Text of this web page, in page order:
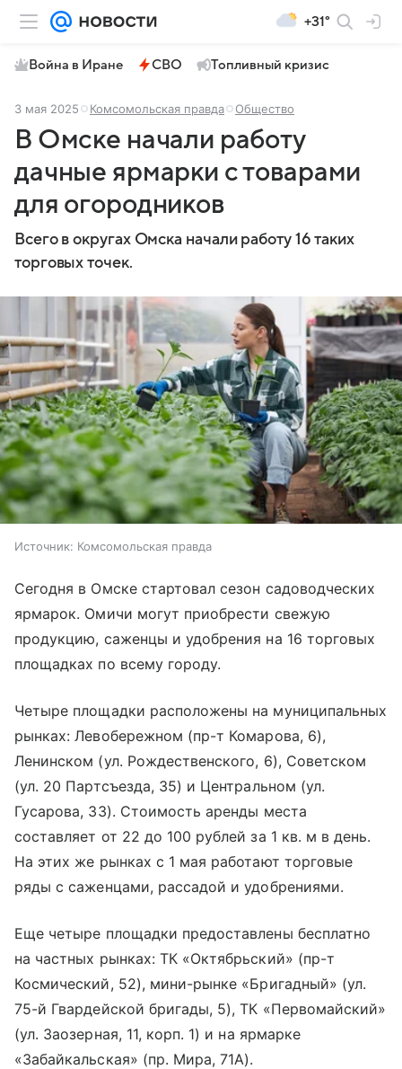
+31°
Война в Иране СВО Топливный кризис
3 мая 2025 Комсомольская правда Общество
В Омске начали работу
дачные ярмарки с товарами
для огородников
Всего в округах Омска начали работу 16 таких
торговых точек.
Источник: Комсомольская правда
Сегодня в Омске стартовал сезон садоводческих
ярмарок. Омичи могут приобрести свежую
продукцию, саженцы и удобрения на 16 торговых
площадках по всему городу.
Четыре площадки расположены на муниципальных
рынках: Левобережном (пр-т Комарова, 6),
Ленинском (ул. Рождественского, 6), Советском
(ул. 20 Партсъезда, 35) и Центральном (ул.
Гусарова, 33). Стоимость аренды места
составляет от 22 до 100 рублей за 1 кв. м в день.
На этих же рынках с 1 мая работают торговые
ряды с саженцами, рассадой и удобрениями.
Еще четыре площадки предоставлены бесплатно
на частных рынках: ТК «Октябрьский» (пр-т
Космический, 52), мини-рынке «Бригадный» (ул.
75-й Гвардейской бригады, 5), ТК «Первомайский»
(ул. Заозерная, 11, корп. 1) и на ярмарке
«Забайкальская» (пр. Мира, 71А).